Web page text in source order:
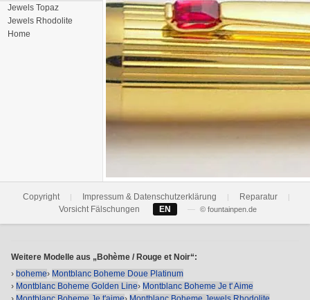
Jewels Topaz
Jewels Rhodolite
Home
Copyright | Impressum & Datenschutzerklärung | Reparatur |
Vorsicht Fälschungen EN — © fountainpen.de
Weitere Modelle aus „Bohème / Rouge et Noir“:
› boheme› Montblanc Boheme Doue Platinum
› Montblanc Boheme Golden Line› Montblanc Boheme Je t' Aime